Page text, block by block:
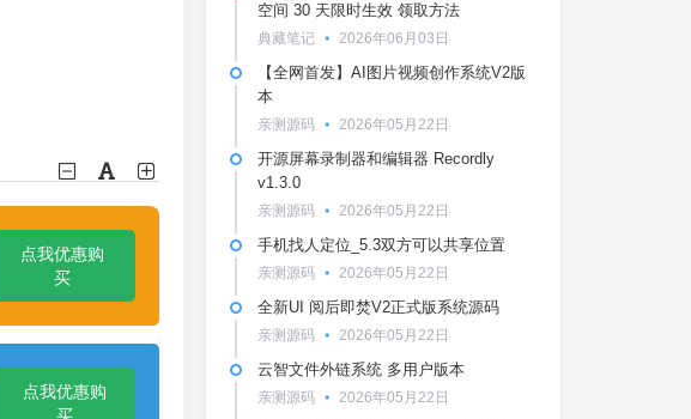
点我优惠购
买
点我优惠购
空间 30 天限时生效 领取方法
典藏笔记 2026年06月03日
【全网首发】AI图片视频创作系统V2版
本
亲测源码 2026年05月22日
开源屏幕录制器和编辑器 Recordly
v1.3.0
亲测源码 2026年05月22日
手机找人定位_5.3双方可以共享位置
亲测源码 2026年05月22日
全新UI 阅后即焚V2正式版系统源码
亲测源码 2026年05月22日
云智文件外链系统 多用户版本
亲测源码 2026年05月22日